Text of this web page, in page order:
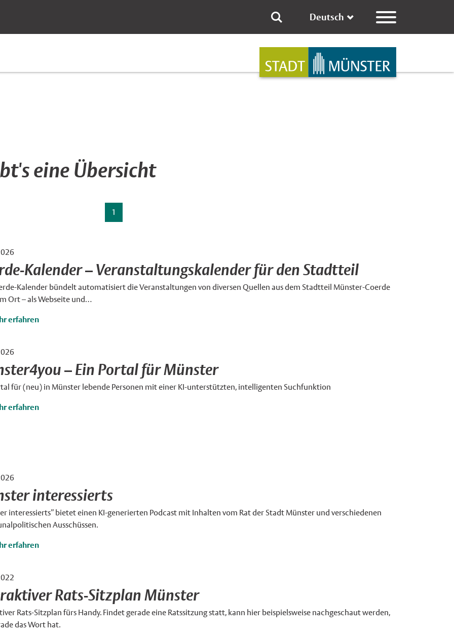
Deutsch
eine Übersicht
1
×
Kalender – Veranstaltungskalender für den Stadtteil
Kalender bündelt automatisiert die Veranstaltungen von diversen Quellen aus dem Stadtteil Münster-Coerde
Ort – als Webseite und…
erfahren
– Ein Portal für Münster
für (neu) in Münster lebende Personen mit einer KI-unterstützten, intelligenten Suchfunktion
erfahren
interessierts
interessierts” bietet einen KI-generierten Podcast mit Inhalten vom Rat der Stadt Münster und verschiedenen
Ausschüssen.
erfahren
Rats-Sitzplan Münster
Rats-Sitzplan fürs Handy. Findet gerade eine Ratssitzung statt, kann hier beispielsweise nachgeschaut werden,
das Wort hat.